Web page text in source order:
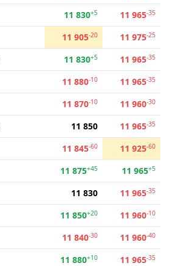
11 830+5 11 965-35
11 905-20 11 975-25
11 830+5 11 965-35
11 880-10 11 965-35
11 870-10 11 960-30
11 850 11 965-35
11 845-60 11 925-60
11 875+45 11 965+5
11 830 11 965-35
11 850+20 11 960-10
11 840-30 11 960-40
11 880+10 11 965-35